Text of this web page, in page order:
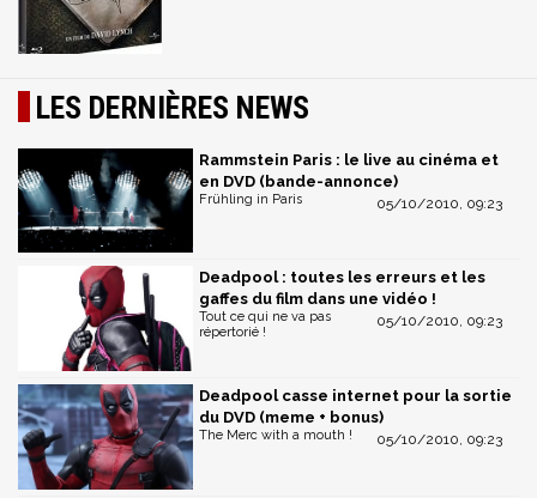
LES DERNIÈRES NEWS
Rammstein Paris : le live au cinéma et
en DVD (bande-annonce)
05/10/2010, 09:23
Frühling in Paris
Deadpool : toutes les erreurs et les
gaffes du film dans une vidéo !
05/10/2010, 09:23
Tout ce qui ne va pas
répertorié !
Deadpool casse internet pour la sortie
du DVD (meme + bonus)
05/10/2010, 09:23
The Merc with a mouth !